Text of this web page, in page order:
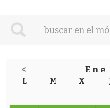
< Ene
L M X